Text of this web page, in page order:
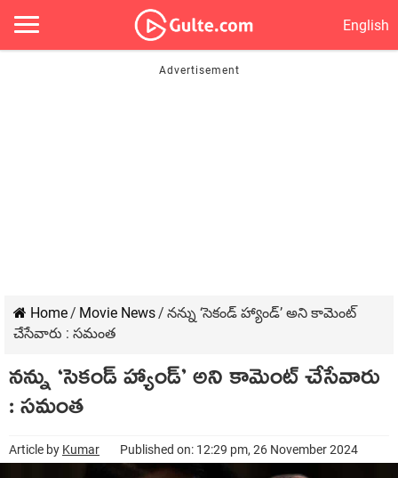
English
Home/ Movie News/ నన్ను ‘సెకండ్ హ్యాండ్’ అని కామెంట్
చేసేవారు : సమంత
నన్ను ‘సెకండ్ హ్యాండ్’ అని కామెంట్ చేసేవారు
: సమంత
Article by Kumar Published on: 12:29 pm, 26 November 2024